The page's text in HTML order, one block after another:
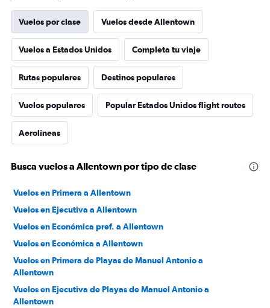
Vuelos por clase Vuelos desde Allentown
Vuelos a Estados Unidos Completa tu viaje
Rutas populares Destinos populares
Vuelos populares Popular Estados Unidos flight routes
Aerolíneas
Busca vuelos a Allentown por tipo de clase
Vuelos en Primera a Allentown
Vuelos en Ejecutiva a Allentown
Vuelos en Económica pref. a Allentown
Vuelos en Económica a Allentown
Vuelos en Primera de Playas de Manuel Antonio a
Allentown
Vuelos en Ejecutiva de Playas de Manuel Antonio a
Allentown